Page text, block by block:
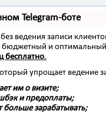
Telegram-боте
без ведения записи
бюджетный и
бесплатно.
упрощает ведение
им о визите;
и предоплаты;
больше зарабатывать;